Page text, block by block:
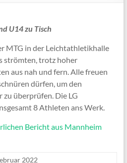
U14 zu Tisch
MTG in der Leichtathletikhalle
strömten, trotz hoher
aus nah und fern. Alle freuen
dürfen, um den
überprüfen. Die LG
8 Athleten ans Werk.
Bericht aus Mannheim
2022